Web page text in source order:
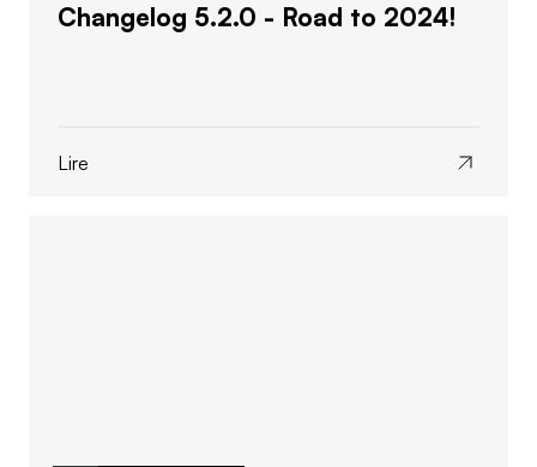
Changelog 5.2.0 - Road to 2024!
Lire